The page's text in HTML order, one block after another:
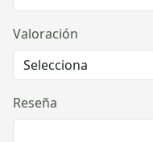
Valoración
Reseña